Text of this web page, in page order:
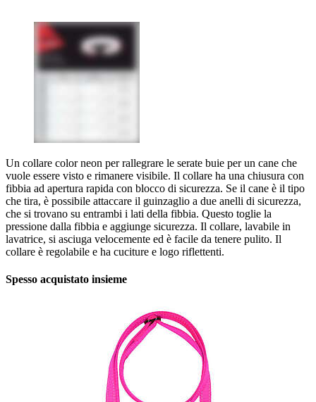
Un collare color neon per rallegrare le serate buie per un cane che
vuole essere visto e rimanere visibile. Il collare ha una chiusura con
fibbia ad apertura rapida con blocco di sicurezza. Se il cane è il tipo
che tira, è possibile attaccare il guinzaglio a due anelli di sicurezza,
che si trovano su entrambi i lati della fibbia. Questo toglie la
pressione dalla fibbia e aggiunge sicurezza. Il collare, lavabile in
lavatrice, si asciuga velocemente ed è facile da tenere pulito. Il
collare è regolabile e ha cuciture e logo riflettenti.
Spesso acquistato insieme